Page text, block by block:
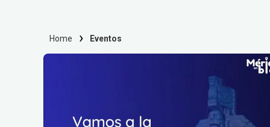
Home Eventos